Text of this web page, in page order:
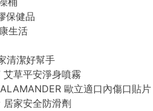
保健品
生活
清潔好幫手
艾草平安淨身噴霧
歐立適口內傷口貼片
居家安全防滑劑